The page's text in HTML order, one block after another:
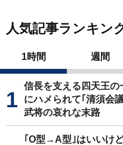
人気記事ランキン
1時間 週間
信長を支える四天王
にハメられて｢清須会
武将の哀れな末路
｢O型→A型｣はいいけ